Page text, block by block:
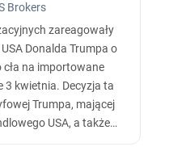
Brokers
zareagowały
Donalda Trumpa o
na importowane
3 kwietnia. Decyzja ta
Trumpa, mającej
USA, a także